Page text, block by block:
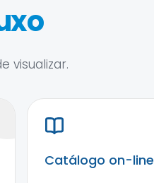
visualizar.
Catálogo on-line